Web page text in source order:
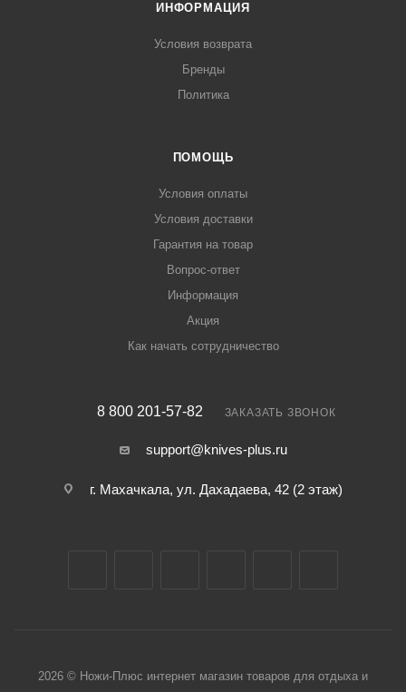
ИНФОРМАЦИЯ
Условия возврата
Бренды
Политика
ПОМОЩЬ
Условия оплаты
Условия доставки
Гарантия на товар
Вопрос-ответ
Информация
Акция
Как начать сотрудничество
8 800 201-57-82 ЗАКАЗАТЬ ЗВОНОК
support@knives-plus.ru
г. Махачкала, ул. Дахадаева, 42 (2 этаж)
2026 © Ножи-Плюс интернет магазин товаров для отдыха и